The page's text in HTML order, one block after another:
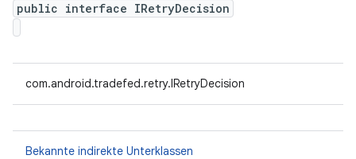
public interface IRetryDecision
com.android.tradefed.retry.IRetryDecision
Bekannte indirekte Unterklassen